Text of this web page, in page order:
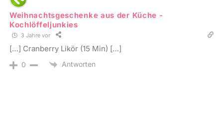
Weihnachtsgeschenke aus der Küche -
Kochlöffeljunkies
3 Jahre vor
[…] Cranberry Likör (15 Min) […]
0 Antworten